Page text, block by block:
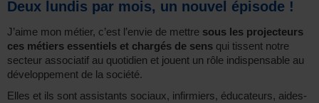
Deux lundis par mois, un nouvel épisode !
J’aime mon métier, c’est l’envie de mettre sous les projecteurs
ces métiers essentiels et chargés de sens qui tissent notre
secteur associatif au quotidien et jouent un rôle indispensable au
développement de la société.
Elles et ils sont assistants sociaux, infirmiers, éducateurs, aides-